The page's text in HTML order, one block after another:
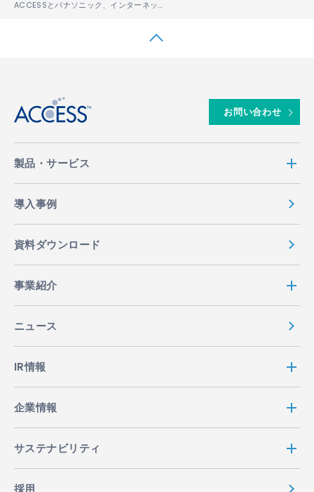
ACCESSとパナソニック、インターネットTVサービス向けオープンプラットフォームの推進で協業
お問い合わせ
製品・サービス
導入事例
資料ダウンロード
事業紹介
ニュース
IR情報
企業情報
サステナビリティ
採用